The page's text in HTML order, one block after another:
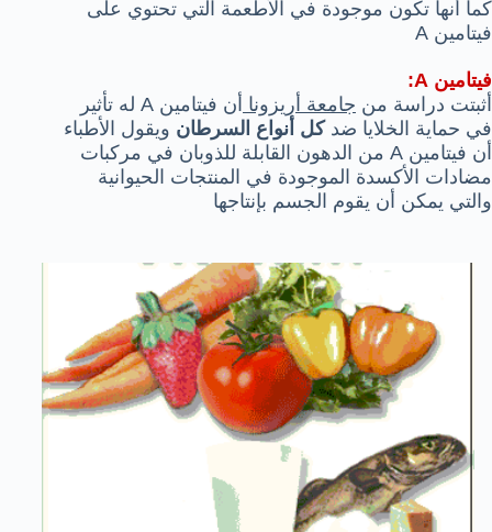
كما أنها تكون موجودة في الأطعمة التي تحتوي على
فيتامين A
فيتامين A:
أثبتت دراسة من جامعة أريزونا
أن فيتامين A له تأثير
في حماية الخلايا ضدكل أنواع السرطان ويقول الأطباء
أن فيتامين A من الدهون القابلة للذوبان في مركبات
مضادات الأكسدة الموجودة في المنتجات الحيوانية
والتي يمكن أن يقوم الجسم بإنتاجها